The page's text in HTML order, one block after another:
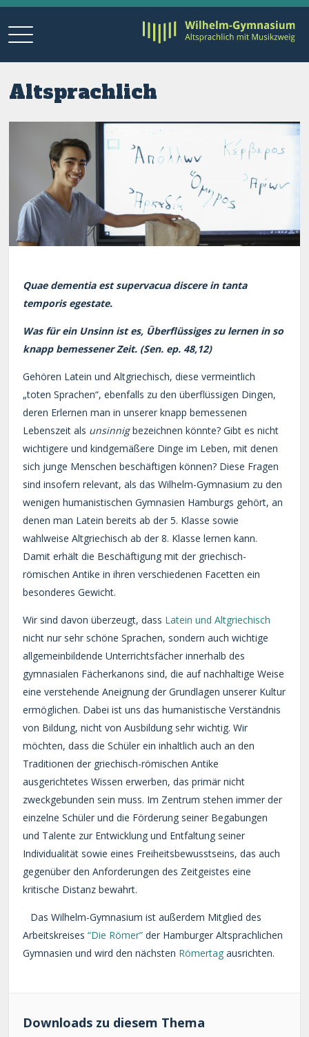
Altsprachlich
Quae dementia est supervacua discere in tanta
temporis egestate.
Was für ein Unsinn ist es, Überflüssiges zu lernen in so
knapp bemessener Zeit. (Sen. ep. 48,12)
Gehören Latein und Altgriechisch, diese vermeintlich
„toten Sprachen“, ebenfalls zu den überflüssigen Dingen,
deren Erlernen man in unserer knapp bemessenen
Lebenszeit als unsinnigbezeichnen könnte? Gibt es nicht
wichtigere und kindgemäßere Dinge im Leben, mit denen
sich junge Menschen beschäftigen können? Diese Fragen
sind insofern relevant, als das Wilhelm-Gymnasium zu den
wenigen humanistischen Gymnasien Hamburgs gehört, an
denen man Latein bereits ab der 5. Klasse sowie
wahlweise Altgriechisch ab der 8. Klasse lernen kann.
Damit erhält die Beschäftigung mit der griechisch-
römischen Antike in ihren verschiedenen Facetten ein
besonderes Gewicht.
Wir sind davon überzeugt, dass Latein und Altgriechisch
nicht nur sehr schöne Sprachen, sondern auch wichtige
allgemeinbildende Unterrichtsfächer innerhalb des
gymnasialen Fächerkanons sind, die auf nachhaltige Weise
eine verstehende Aneignung der Grundlagen unserer Kultur
ermöglichen. Dabei ist uns das humanistische Verständnis
von Bildung, nicht von Ausbildung sehr wichtig. Wir
möchten, dass die Schüler ein inhaltlich auch an den
Traditionen der griechisch-römischen Antike
ausgerichtetes Wissen erwerben, das primär nicht
zweckgebunden sein muss. Im Zentrum stehen immer der
einzelne Schüler und die Förderung seiner Begabungen
und Talente zur Entwicklung und Entfaltung seiner
Individualität sowie eines Freiheitsbewusstseins, das auch
gegenüber den Anforderungen des Zeitgeistes eine
kritische Distanz bewahrt.
Das Wilhelm-Gymnasium ist außerdem Mitglied des
Arbeitskreises“Die Römer” der Hamburger Altsprachlichen
Gymnasien und wird den nächsten Römertag ausrichten.
Downloads zu diesem Thema